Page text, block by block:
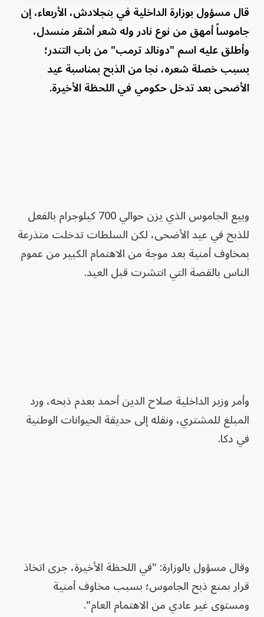
قال مسؤول بوزارة الداخلية في بنجلادش، الأربعاء، إن
جاموساً أمهق من نوع نادر وله شعر أشقر منسدل،
وأطلق عليه اسم "دونالد ترمب" من باب التندر؛
بسبب خصلة شعره، نجا من الذبح بمناسبة عيد
الأضحى بعد تدخل حكومي في اللحظة الأخيرة.
وبيع الجاموس الذي يزن حوالي 700 كيلوجرام بالفعل
للذبح في عيد الأضحى، لكن السلطات تدخلت متذرعة
بمخاوف أمنية بعد موجة من الاهتمام الكبير من عموم
الناس بالقصة التي انتشرت قبل العيد.
وأمر وزير الداخلية صلاح الدين أحمد بعدم ذبحه، ورد
المبلغ للمشتري، ونقله إلى حديقة الحيوانات الوطنية
في دكا.
وقال مسؤول بالوزارة: "في اللحظة الأخيرة، جرى اتخاذ
قرار بمنع ذبح الجاموس؛ بسبب مخاوف أمنية
ومستوى غير عادي من الاهتمام العام".